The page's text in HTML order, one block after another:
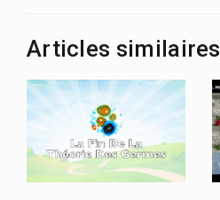
Articles similaires